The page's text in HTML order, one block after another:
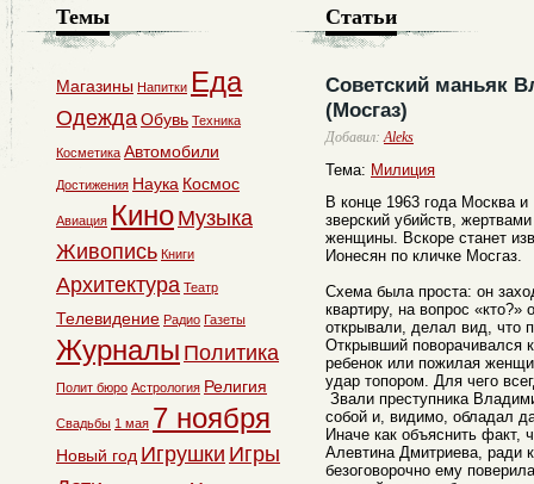
Статьи
Советский маньяк
(Мосгаз)
Добавил:Aleks
Тема: Милиция
В конце 1963 года Москва и
зверский убийств,
женщины. Вскоре станет
Ионесян по кличке Мосгаз.
Схема была проста: он
квартиру, на вопрос «кто?»
открывали, делал вид, что
Открывший поворачивался
ребенок или пожилая
удар топором. Для чего
Звали преступника
собой и, видимо, обладал
Иначе как объяснить факт,
Алевтина Дмитриева, ради
безоговорочно ему
Темы
Магазины Напитки Еда
ОдеждаОбувь Техника
Косметика Автомобили
Достижения Наука Космос
Авиация Кино Музыка
Живопись Книги
Архитектура Театр
Телевидение Радио Газеты
Журналы Политика
Полит бюро Астрология Религия
Свадьбы 1 мая 7 ноября
Новый год Игрушки Игры